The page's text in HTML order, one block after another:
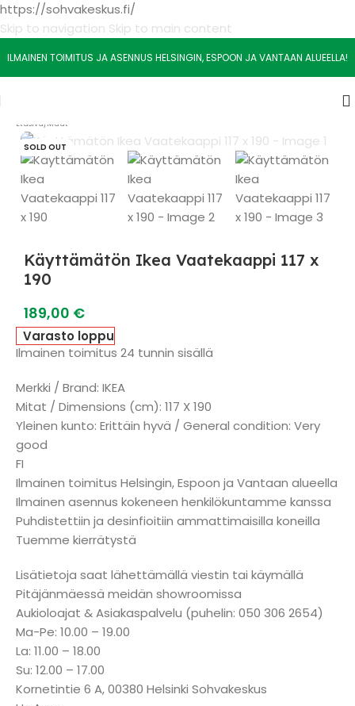
https://sohvakeskus.fi/
Skip to navigation Skip to main content
ILMAINEN TOIMITUS JA ASENNUS HELSINGIN, ESPOON JA VANTAAN ALUEELLA!
Etusivu/ Muut
SOLD OUT
Käyttämätön Ikea Vaatekaappi 117 x
190
189,00 €
Varasto loppu
Ilmainen toimitus 24 tunnin sisällä
Merkki / Brand: IKEA
Mitat / Dimensions (cm): 117 X 190
Yleinen kunto: Erittäin hyvä / General condition: Very
good
FI
Ilmainen toimitus Helsingin, Espoon ja Vantaan alueella
Ilmainen asennus kokeneen henkilökuntamme kanssa
Puhdistettiin ja desinfioitiin ammattimaisilla koneilla
Tuemme kierrätystä
Lisätietoja saat lähettämällä viestin tai käymällä
Pitäjänmäessä meidän showroomissa
Aukioloajat & Asiakaspalvelu (puhelin: 050 306 2654)
Ma-Pe: 10.00 – 19.00
La: 11.00 – 18.00
Su: 12.00 – 17.00
Kornetintie 6 A, 00380 Helsinki Sohvakeskus